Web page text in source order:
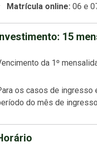
Matrícula online: 06 e
15
da 1º
os casos de ingresso
do mês de